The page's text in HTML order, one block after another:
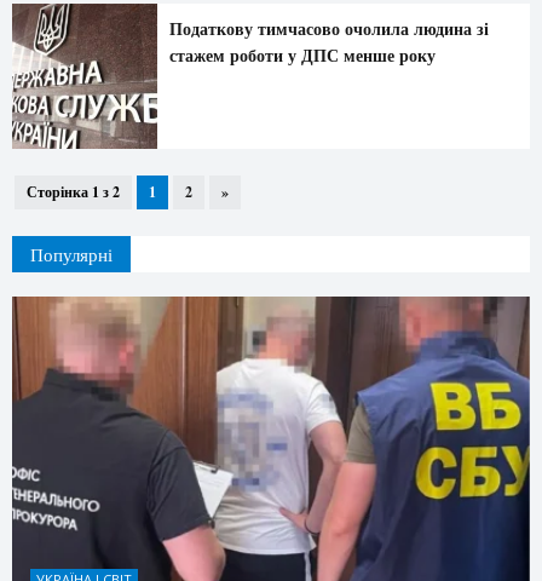
Податкову тимчасово очолила людина зі
стажем роботи у ДПС менше року
Сторінка 1 з 2 1 2 »
Популярні